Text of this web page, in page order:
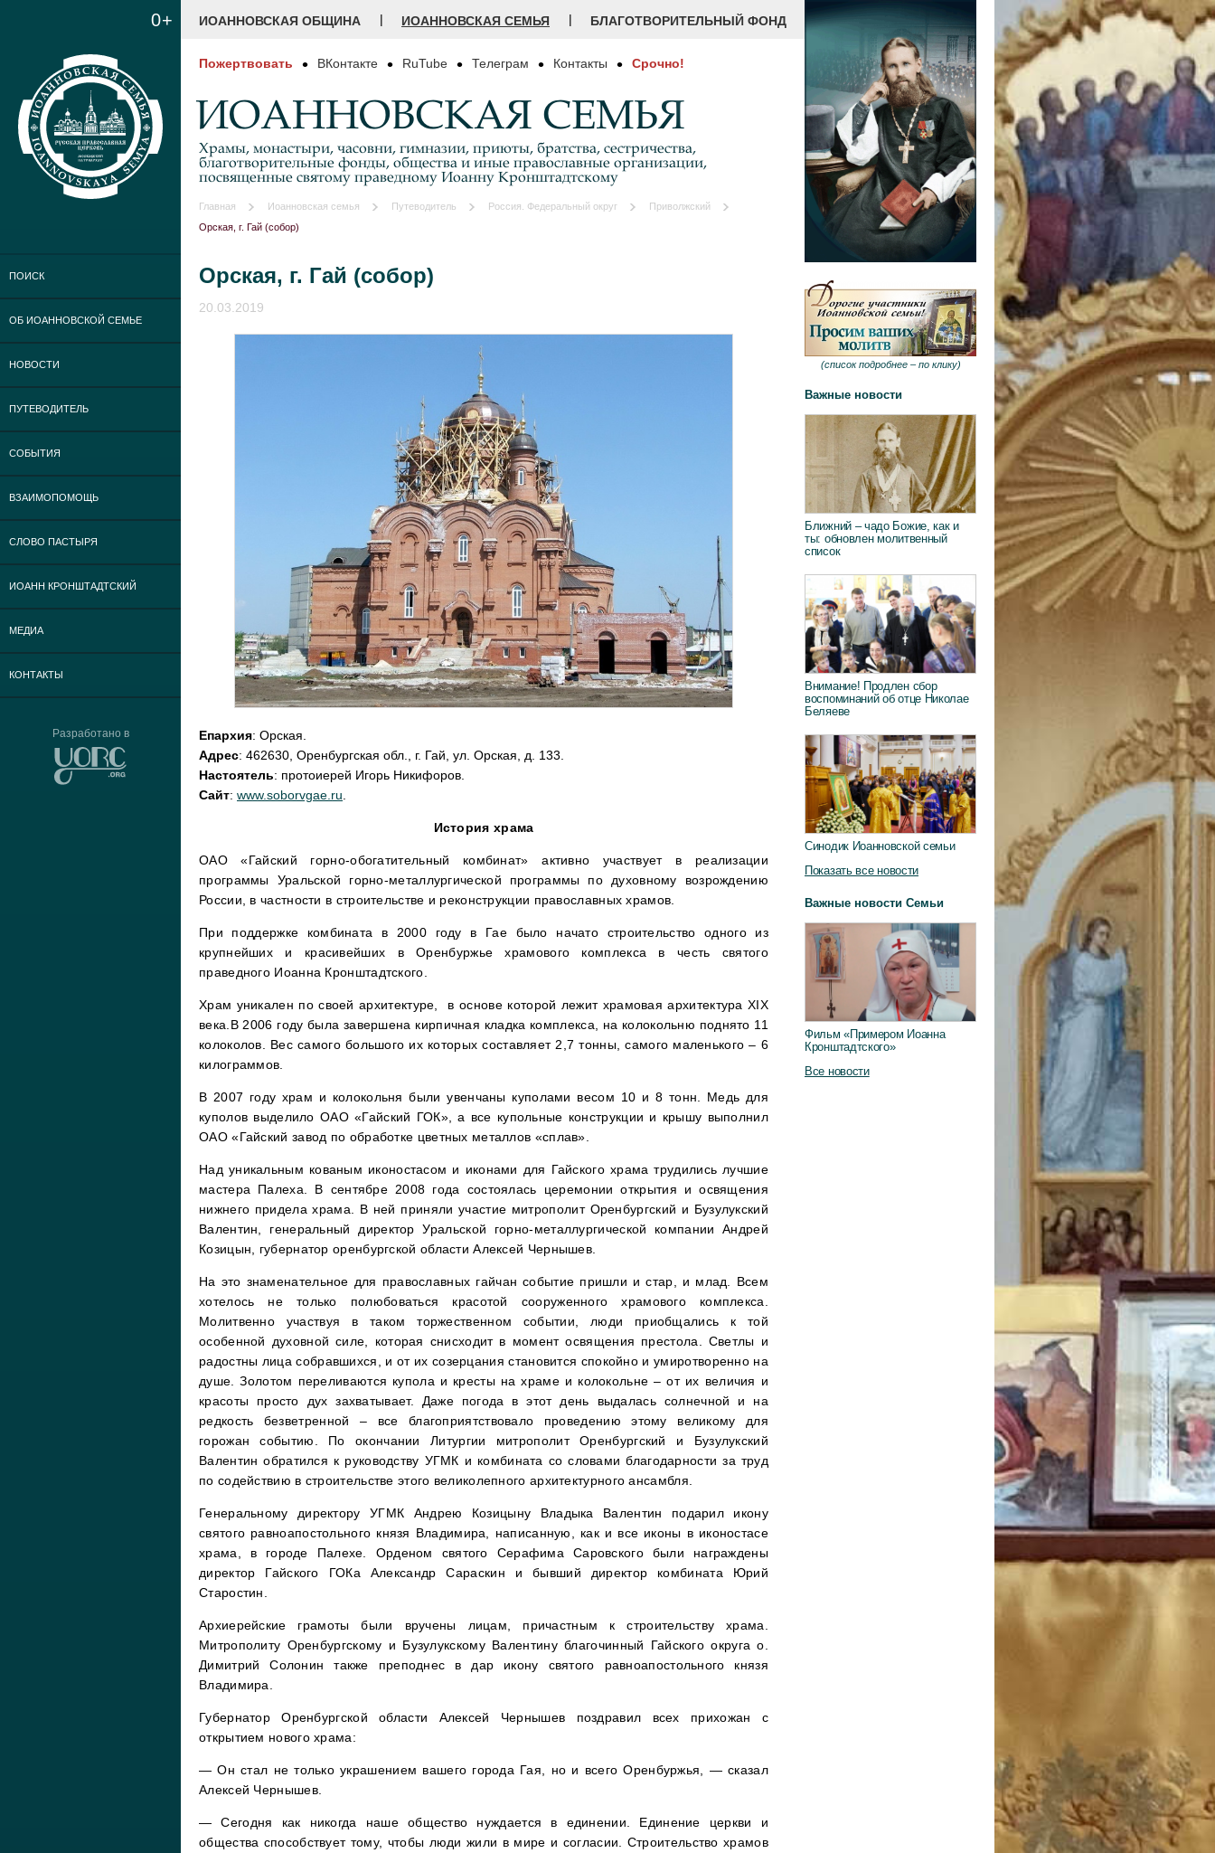
0+
ПОИСК
ОБ ИОАННОВСКОЙ СЕМЬЕ
НОВОСТИ
ПУТЕВОДИТЕЛЬ
СОБЫТИЯ
ВЗАИМОПОМОЩЬ
СЛОВО ПАСТЫРЯ
ИОАНН КРОНШТАДТСКИЙ
МЕДИА
КОНТАКТЫ
Разработано в
ИОАННОВСКАЯ ОБЩИНА | ИОАННОВСКАЯ СЕМЬЯ | БЛАГОТВОРИТЕЛЬНЫЙ ФОНД
Пожертвовать ВКонтакте RuTube Телеграм Контакты Срочно!
ИОАННОВСКАЯ СЕМЬЯ
Храмы, монастыри, часовни, гимназии, приюты, братства, сестричества,
благотворительные фонды, общества и иные православные организации,
посвященные святому праведному Иоанну Кронштадтскому
Главная Иоанновская семья Путеводитель Россия. Федеральный округ
Приволжский
Орская, г. Гай (собор)
Орская, г. Гай (собор)
20.03.2019
Епархия: Орская.
Адрес: 462630, Оренбургская обл., г. Гай, ул. Орская, д. 133.
Настоятель: протоиерей Игорь Никифоров.
Сайт: www.soborvgae.ru
История храма
ОАО «Гайский горно-обогатительный комбинат» активно участвует в реализации
программы Уральской горно-металлургической программы по духовному возрождению
России, в частности в строительстве и реконструкции православных храмов.
При поддержке комбината в 2000 году в Гае было начато строительство одного из
крупнейших и красивейших в Оренбуржье храмового комплекса в честь святого
праведного Иоанна Кронштадтского.
Храм уникален по своей архитектуре, в основе которой лежит храмовая архитектура XIX
века.В 2006 году была завершена кирпичная кладка комплекса, на колокольню поднято 11
колоколов. Вес самого большого их которых составляет 2,7 тонны, самого маленького – 6
килограммов.
В 2007 году храм и колокольня были увенчаны куполами весом 10 и 8 тонн. Медь для
куполов выделило ОАО «Гайский ГОК», а все купольные конструкции и крышу выполнил
ОАО «Гайский завод по обработке цветных металлов «сплав».
Над уникальным кованым иконостасом и иконами для Гайского храма трудились лучшие
мастера Палеха. В сентябре 2008 года состоялась церемонии открытия и освящения
нижнего придела храма. В ней приняли участие митрополит Оренбургский и Бузулукский
Валентин, генеральный директор Уральской горно-металлургической компании Андрей
Козицын, губернатор оренбургской области Алексей Чернышев.
На это знаменательное для православных гайчан событие пришли и стар, и млад. Всем
хотелось не только полюбоваться красотой сооруженного храмового комплекса.
Молитвенно участвуя в таком торжественном событии, люди приобщались к той
особенной духовной силе, которая снисходит в момент освящения престола. Светлы и
радостны лица собравшихся, и от их созерцания становится спокойно и умиротворенно на
душе. Золотом переливаются купола и кресты на храме и колокольне – от их величия и
красоты просто дух захватывает. Даже погода в этот день выдалась солнечной и на
редкость безветренной – все благоприятствовало проведению этому великому для
горожан событию. По окончании Литургии митрополит Оренбургский и Бузулукский
Валентин обратился к руководству УГМК и комбината со словами благодарности за труд
по содействию в строительстве этого великолепного архитектурного ансамбля.
Генеральному директору УГМК Андрею Козицыну Владыка Валентин подарил икону
святого равноапостольного князя Владимира, написанную, как и все иконы в иконостасе
храма, в городе Палехе. Орденом святого Серафима Саровского были награждены
директор Гайского ГОКа Александр Сараскин и бывший директор комбината Юрий
Старостин.
Архиерейские грамоты были вручены лицам, причастным к строительству храма.
Митрополиту Оренбургскому и Бузулукскому Валентину благочинный Гайского округа о.
Димитрий Солонин также преподнес в дар икону святого равноапостольного князя
Владимира.
Губернатор Оренбургской области Алексей Чернышев поздравил всех прихожан с
открытием нового храма:
— Он стал не только украшением вашего города Гая, но и всего Оренбуржья, — сказал
Алексей Чернышев.
— Сегодня как никогда наше общество нуждается в единении. Единение церкви и
общества способствует тому, чтобы люди жили в мире и согласии. Строительство храмов
(список подробнее – по клику)
Важные новости
Ближний – чадо Божие, как и
ты: обновлен молитвенный
список
Внимание! Продлен сбор
воспоминаний об отце Николае
Беляеве
Синодик Иоанновской семьи
Показать все новости
Важные новости Семьи
Фильм «Примером Иоанна
Кронштадтского»
Все новости